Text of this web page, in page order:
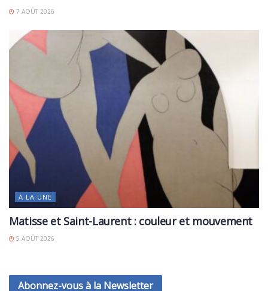
7 AOÛT 2026
A LA UNE
Matisse et Saint-Laurent : couleur et mouvement
5 AOÛT 2026
Abonnez-vous à la Newsletter